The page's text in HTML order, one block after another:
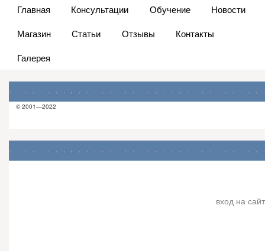
Главная Консультации Обучение
Новости
Магазин
Статьи Отзывы
Контакты
Галерея
© 2001—2022
вход на сайт